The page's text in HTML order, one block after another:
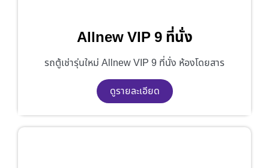
Allnew VIP 9 ที่นั่ง
รถตู้เช่ารุ่นใหม่ Allnew VIP 9 ที่นั่ง ห้องโดยสาร
ดูรายละเอียด